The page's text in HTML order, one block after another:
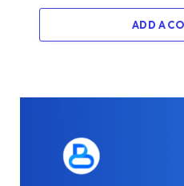
ADD A